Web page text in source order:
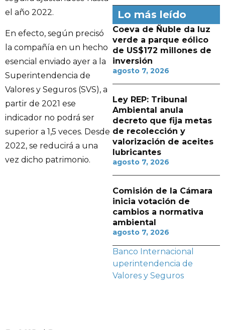
el año 2022.
En efecto, según precisó
la compañía en un hecho
esencial enviado ayer a la
Superintendencia de
Valores y Seguros (SVS), a
partir de 2021 ese
indicador no podrá ser
superior a 1,5 veces. Desde
2022, se reducirá a una
vez dicho patrimonio.
Lo más leído
Coeva de Ñuble da luz
verde a parque eólico
de US$172 millones de
inversión
agosto 7, 2026
Ley REP: Tribunal
Ambiental anula
decreto que fija metas
de recolección y
valorización de aceites
lubricantes
agosto 7, 2026
Comisión de la Cámara
inicia votación de
cambios a normativa
ambiental
agosto 7, 2026
Banco Internacional
uperintendencia de
Valores y Seguros